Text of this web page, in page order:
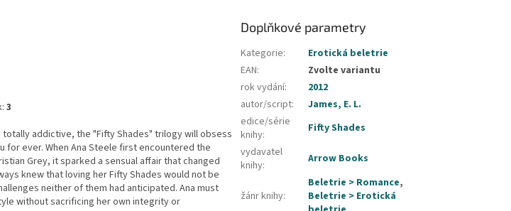
3
totally addictive, the "Fifty Shades" trilogy will obsess
for ever. When Ana Steele first encountered the
Grey, it sparked a sensual affair that changed
knew that loving her Fifty Shades would not be
neither of them had anticipated. Ana must
without sacrificing her own integrity or
Doplňkové parametry
Kategorie:
Erotická beletrie
EAN:
Zvolte variantu
rok vydání:
2012
autor/script:
James, E. L.
edice/série
knihy:
Fifty Shades
vydavatel
knihy: Arrow Books
žánr knihy:
Beletrie > Romance,
Beletrie > Erotická